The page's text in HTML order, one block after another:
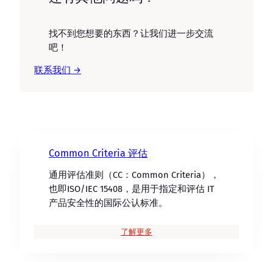
找不到您想要的东西？让我们进一步交流
吧！
联系我们 →
Common Criteria 评估
通用评估准则（CC：Common Criteria），
也即ISO/IEC 15408，是用于指定和评估 IT
产品安全性的国际公认标准。
了解更多